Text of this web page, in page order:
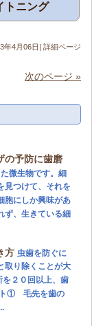
トニング
年4月06日| 詳細ページ
次のページ »
予防に歯磨
微生物です。細
見つけて、それを
胞にしか興味があ
ず、生きている細
方 虫歯を防ぐに
取り除くことが大
２０回以上、歯
ト① 毛先を歯の